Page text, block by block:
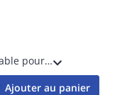
Module embrochable pour façade BD35/BD40 et BDXX - Entrée : 0.001Hz à 50kHz Pour les signaux CA
Ajouter au panier